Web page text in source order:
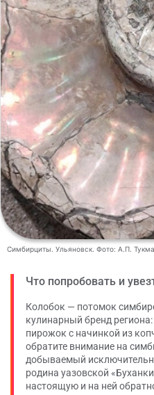
Симбирциты. Ульяновск. Фото: А.П.
Что попробовать и
Колобок — потомок
кулинарный бренд
пирожок с начинкой из
обратите внимание на
добываемый
родина уазовской
настоящую и на ней